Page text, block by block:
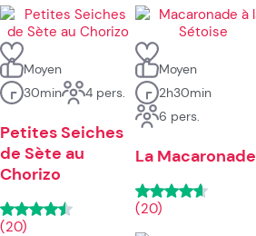
Moyen
30min
4 pers.
Petites Seiches
de Sète au
Chorizo
(20)
Moyen
2h30min
6 pers.
La Macaronade
(20)